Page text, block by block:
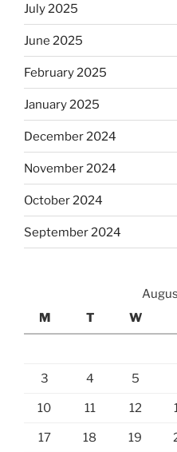
July 2025
June 2025
February 2025
January 2025
December 2024
November 2024
October 2024
September 2024
M
T W
3 4 5
10 11 12
17 18 19